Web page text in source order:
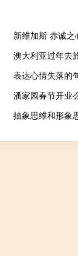
新维加斯 赤诚之
澳大利亚过年去
表达心情失落的
潘家园春节开业
抽象思维和形象